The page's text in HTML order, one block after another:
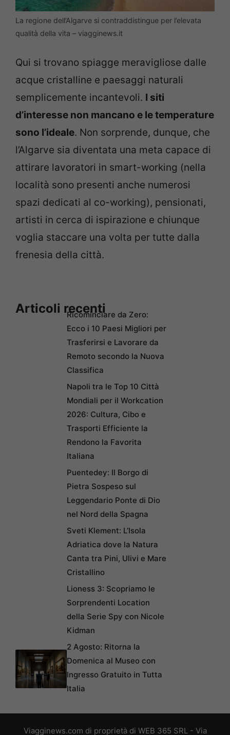
La regione dell’Algarve si contraddistingue per l’elevata
qualità della vita – viagginews.it
Qui si trovano spiagge meravigliose dalle
acque cristalline e paesaggi naturali
semplicemente incantevoli. I siti
d’interesse non mancano e le temperature
sono l’ideale. Non sorprende, dunque, che
l’Algarve sia diventata una meta capace di
attirare lavoratori in smart-working (nella
località sono presenti anche numerosi
spazi dedicati al co-working), pensionati,
artisti in cerca di ispirazione e chiunque
voglia staccare una volta per tutte dalla
frenesia della città.
Articoli recentiRicominciare da Zero:
Ecco i 10 Paesi Migliori per
Trasferirsi e Lavorare da
Remoto secondo la Nuova
Classifica
Napoli tra le Top 10 Città
Mondiali per il Workcation
2026: Cultura, Cibo e
Trasporti Efficiente la
Rendono la Favorita
Italiana
Puentedey: Il Borgo di
Pietra Sospeso sul
Leggendario Ponte di Dio
nel Nord della Spagna
Sveti Klement: L’Isola
Adriatica dove la Natura
Canta tra Pini, Ulivi e Mare
Cristallino
Lioness 3: Scopriamo le
Sorprendenti Location
della Serie Spy con Nicole
Kidman
2 Agosto: Ritorna la
Domenica al Museo con
Ingresso Gratuito in Tutta
Italia
Viagginews.com di proprietà di WEB 365 SRL - Via